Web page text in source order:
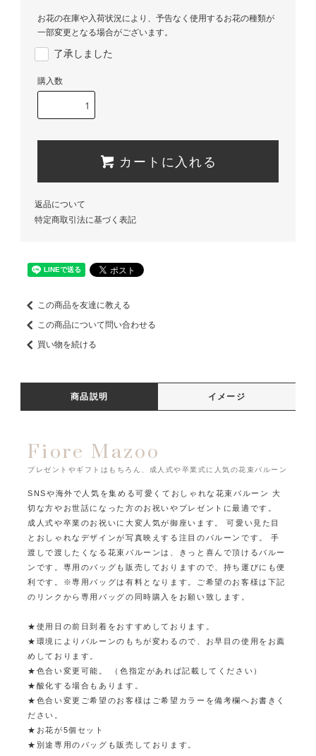
お花の在庫や入荷状況により、予告なく使用するお花の種類が
一部変更となる場合がございます。
了承しました
購入数
カートに入れる
返品について
特定商取引法に基づく表記
この商品を友達に教える
この商品について問い合わせる
買い物を続ける
商品説明 イメージ
Fiore Mazoo
プレゼントやギフトはもちろん、成人式や卒業式に人気の花束バルーン
SNSや海外で人気を集める可愛くておしゃれな花束バルーン 大
切な方やお世話になった方のお祝いやプレゼントに最適です。
成人式や卒業のお祝いに大変人気が御座います。
可愛い見た目
とおしゃれなデザインが写真映えする注目のバルーンです。
手
渡しで渡したくなる花束バルーンは、きっと喜んで頂けるバルー
ンです。 専用のバッグも販売しておりますので、持ち運びにも便
利です。
※専用バッグは有料となります。ご希望のお客様は下記
のリンクから専用バッグの同時購入をお願い致します。
★使用日の前日到着をおすすめしております。
★環境によりバルーンのもちが変わるので、お早目の使用をお薦
めしております。
★色合い変更可能。 （色指定があれば記載してください）
★酸化する場合もあります。
★色合い変更ご希望のお客様はご希望カラーを備考欄へお書きく
ださい。
★お花が5個セット
★別途専用のバッグも販売しております。